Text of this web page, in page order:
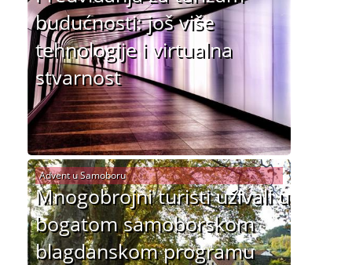
budućnosti: još više
tehnologije i virtualna
stvarnost
Mnogobrojni turisti uživali u
bogatom samoborskom
blagdanskom programu
Advent u Samoboru